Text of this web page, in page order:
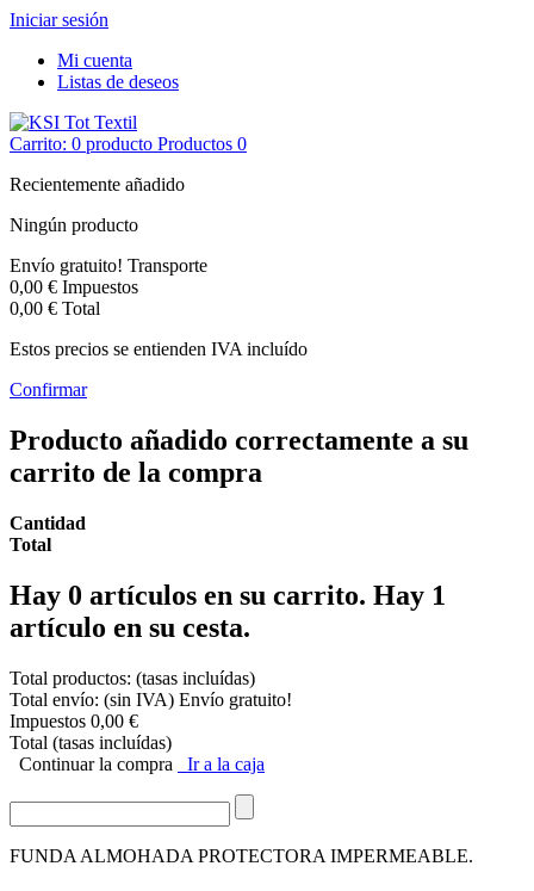
Iniciar sesión
Mi cuenta
Listas de deseos
Carrito: 0 producto Productos 0
Recientemente añadido
Ningún producto
Envío gratuito! Transporte
0,00 € Impuestos
0,00 € Total
Estos precios se entienden IVA incluído
Confirmar
Producto añadido correctamente a su
carrito de la compra
Cantidad
Total
Hay 0 artículos en su carrito. Hay 1
artículo en su cesta.
Total productos: (tasas incluídas)
Total envío: (sin IVA) Envío gratuito!
Impuestos 0,00 €
Total (tasas incluídas)
Continuar la compra
Ir a la caja
FUNDA ALMOHADA PROTECTORA IMPERMEABLE.